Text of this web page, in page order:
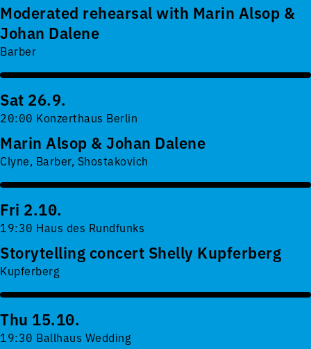
Moderated rehearsal with Marin Alsop &
Johan Dalene
Barber
Sat 26.9.
20:00 Konzerthaus Berlin
Marin Alsop & Johan Dalene
Clyne, Barber, Shostakovich
Fri 2.10.
19:30 Haus des Rundfunks
Storytelling concert Shelly Kupferberg
Kupferberg
Thu 15.10.
19:30 Ballhaus Wedding